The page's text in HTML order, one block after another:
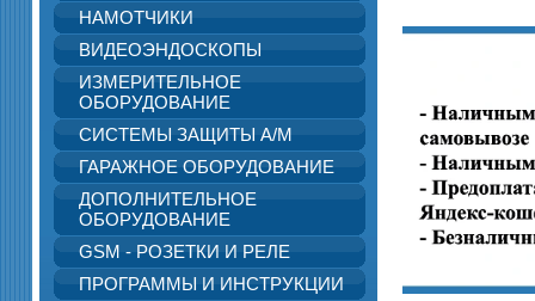
НАМОТЧИКИ
ВИДЕОЭНДОСКОПЫ
ИЗМЕРИТЕЛЬНОЕ
ОБОРУДОВАНИЕ
СИСТЕМЫ ЗАЩИТЫ А/М
ГАРАЖНОЕ ОБОРУДОВАНИЕ
ДОПОЛНИТЕЛЬНОЕ
ОБОРУДОВАНИЕ
GSM - РОЗЕТКИ И РЕЛЕ
ПРОГРАММЫ И ИНСТРУКЦИИ